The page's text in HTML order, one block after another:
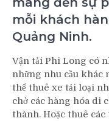
mỗi khách
Quảng Ninh.
Vận tải Phi Long có
những nhu cầu khác
thể thuê xe tải loại
chở các hàng hóa di
thành. Hoặc thuê